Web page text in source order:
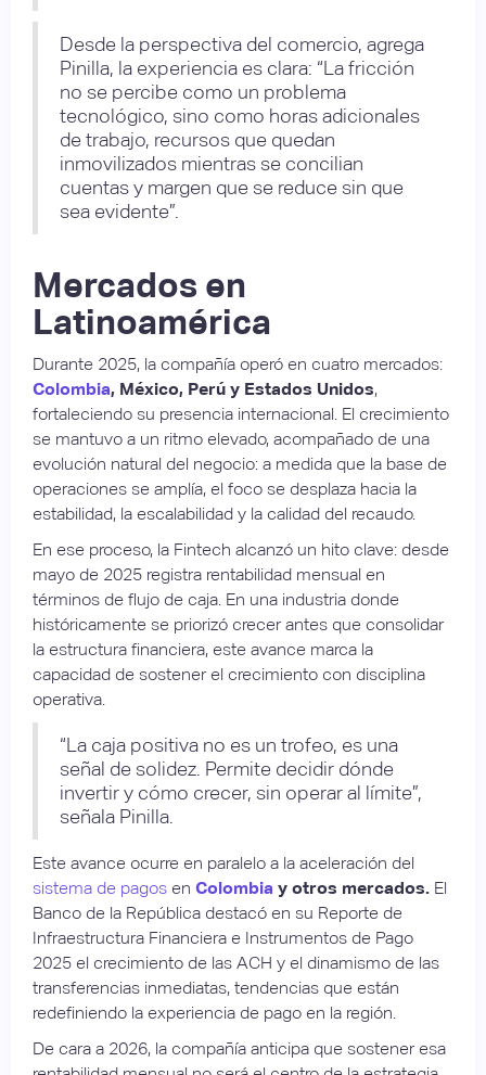
Desde la perspectiva del comercio, agrega
Pinilla, la experiencia es clara: “La fricción
no se percibe como un problema
tecnológico, sino como horas adicionales
de trabajo, recursos que quedan
inmovilizados mientras se concilian
cuentas y margen que se reduce sin que
sea evidente”.
Mercados en
Latinoamérica
Durante 2025, la compañía operó en cuatro mercados:
Colombia, México, Perú y Estados Unidos,
fortaleciendo su presencia internacional. El crecimiento
se mantuvo a un ritmo elevado, acompañado de una
evolución natural del negocio: a medida que la base de
operaciones se amplía, el foco se desplaza hacia la
estabilidad, la escalabilidad y la calidad del recaudo.
En ese proceso, la Fintech alcanzó un hito clave: desde
mayo de 2025 registra rentabilidad mensual en
términos de flujo de caja. En una industria donde
históricamente se priorizó crecer antes que consolidar
la estructura financiera, este avance marca la
capacidad de sostener el crecimiento con disciplina
operativa.
“La caja positiva no es un trofeo, es una
señal de solidez. Permite decidir dónde
invertir y cómo crecer, sin operar al límite”,
señala Pinilla.
Este avance ocurre en paralelo a la aceleración del
sistema de pagos en Colombia y otros mercados. El
Banco de la República destacó en su Reporte de
Infraestructura Financiera e Instrumentos de Pago
2025 el crecimiento de las ACH y el dinamismo de las
transferencias inmediatas, tendencias que están
redefiniendo la experiencia de pago en la región.
De cara a 2026, la compañía anticipa que sostener esa